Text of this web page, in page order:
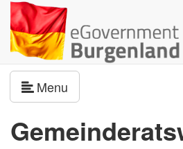
Menu